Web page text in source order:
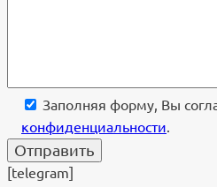
Заполняя форму, Вы
конфиденциальности.
[telegram]